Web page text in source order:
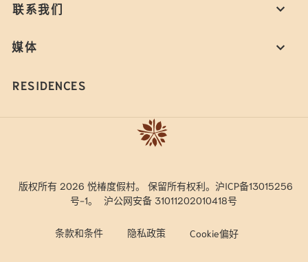
联系我们
媒体
RESIDENCES
版权所有 2026 悦椿度假村。 保留所有权利。沪ICP备13015256
号-1。
沪公网安备 31011202010418号
条款和条件 隐私政策 Cookie偏好